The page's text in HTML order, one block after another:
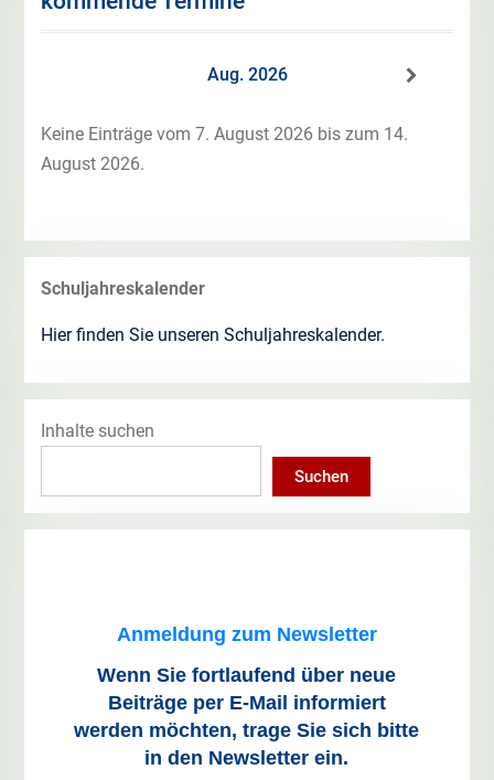
Aug. 2026
Keine Einträge vom 7. August 2026 bis zum 14.
August 2026.
Schuljahreskalender
Hier finden Sie unseren Schuljahreskalender.
Inhalte suchen
Suchen
Anmeldung zum Newsletter
Wenn Sie fortlaufend über neue
Beiträge per E-Mail informiert
werden möchten, trage Sie sich bitte
in den Newsletter ein.